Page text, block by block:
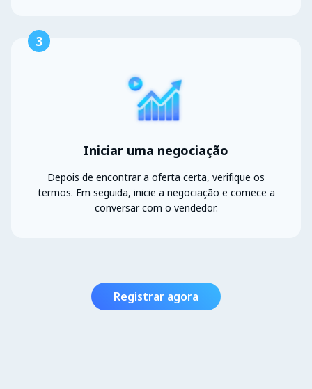
3
Iniciar uma negociação
Depois de encontrar a oferta certa, verifique os
termos. Em seguida, inicie a negociação e comece a
conversar com o vendedor.
Registrar agora